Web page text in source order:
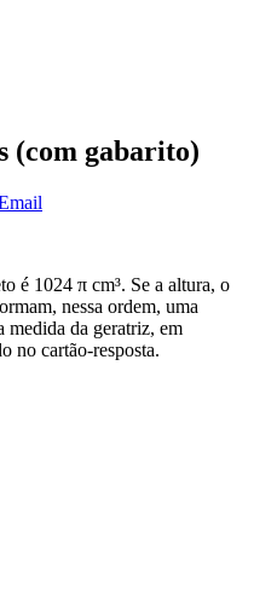
(com gabarito)
é 1024 π cm³. Se a altura, o
nessa ordem, uma
medida da geratriz, em
no cartão-resposta.